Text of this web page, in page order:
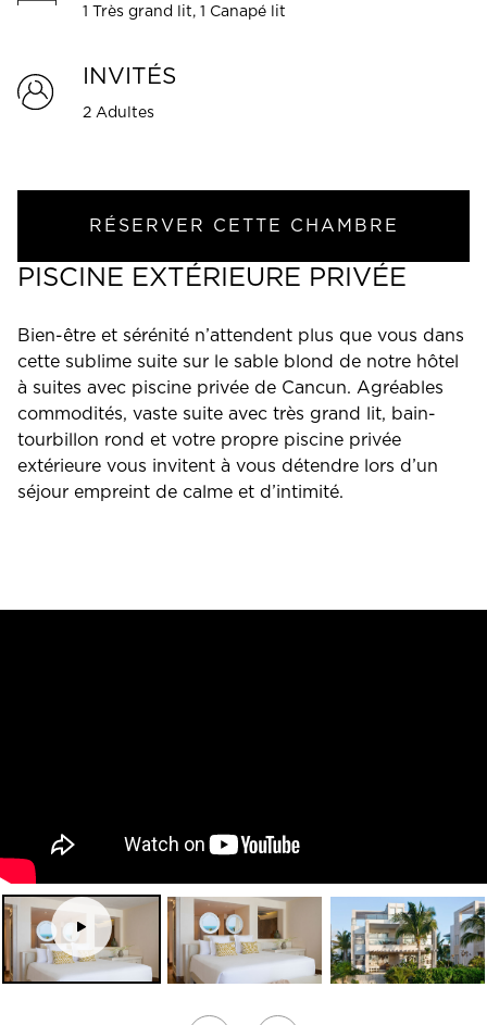
1 Très grand lit, 1 Canapé lit
INVITÉS
2 Adultes
RÉSERVER CETTE CHAMBRE
PISCINE EXTÉRIEURE PRIVÉE
Bien-être et sérénité n’attendent plus que vous dans
cette sublime suite sur le sable blond de notre hôtel
à suites avec piscine privée de Cancun. Agréables
commodités, vaste suite avec très grand lit, bain-
tourbillon rond et votre propre piscine privée
extérieure vous invitent à vous détendre lors d’un
séjour empreint de calme et d’intimité.
Tour
virtuel